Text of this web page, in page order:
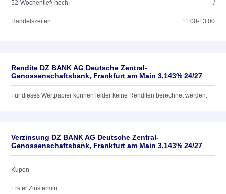
52-Wochentief/-hoch /
Handelszeiten 11:00-13:00
Rendite DZ BANK AG Deutsche Zentral-
Genossenschaftsbank, Frankfurt am Main 3,143% 24/27
Für dieses Wertpapier können leider keine Renditen berechnet werden.
Verzinsung DZ BANK AG Deutsche Zentral-
Genossenschaftsbank, Frankfurt am Main 3,143% 24/27
Kupon
Erster Zinstermin